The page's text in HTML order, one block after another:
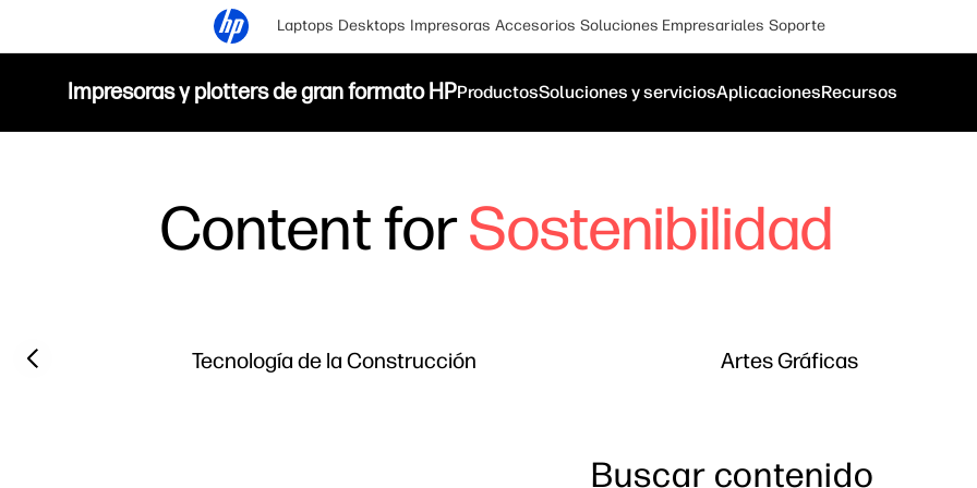
Laptops Desktops Impresoras Accesorios Soluciones Empresariales Soporte
Impresoras y plotters de gran formato HPProductosSoluciones y serviciosAplicacionesRecursos
Content forSostenibilidad
Filter category
Tecnología de la Construcción Artes Gráficas
Previous slide
Buscar contenido